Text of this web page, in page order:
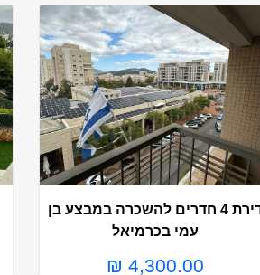
דירת 4 חדרים להשכרה במבצע בן
עמי בכרמיאל
4,300.00 ₪